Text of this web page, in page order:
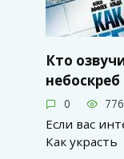
Кто
небоскреб
0 776
Если вас
Как украсть